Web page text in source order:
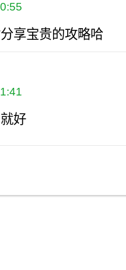
享宝贵的攻略哈
好